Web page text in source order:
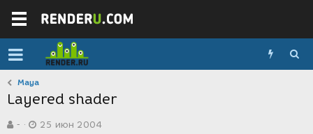
Maya
Layered shader
в-
а
25 июн 2004